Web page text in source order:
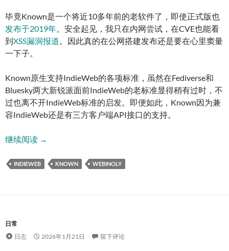
毕竟Known是一个将近10多年前的老软件了，即使正式版也
发布于2019年 。安全起见，我只在内网尝试，在CVE也能看
到XSS漏洞报道 。因此真的在公网搭建发布还是要在心里窦量
一下子。
Known原生支持IndieWeb的各项标准，虽然在Fediverse和
Bluesky两大新锐派面前IndieWeb的老标准显得稍有过时，不
过也离不开IndieWeb标准的启发。即便如此，Known因为兼
容IndieWeb还是有三方客户端API接口的支持。
继续阅读续述 Known
→
INDIEWEB KNOWN WEBINOLY
日常
日志
2026年1月21日 留下评论